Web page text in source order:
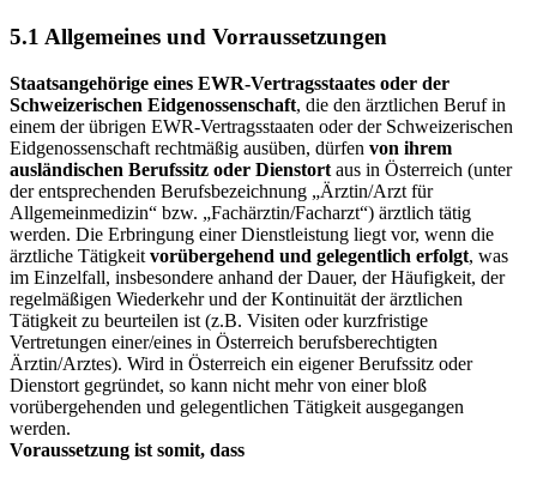
5.1 Allgemeines und Vorraussetzungen
Staatsangehörige eines EWR-Vertragsstaates oder der
Schweizerischen Eidgenossenschaft, die den ärztlichen Beruf in
einem der übrigen EWR-Vertragsstaaten oder der Schweizerischen
Eidgenossenschaft rechtmäßig ausüben, dürfen von ihrem
ausländischen Berufssitz oder Dienstort aus in Österreich (unter
der entsprechenden Berufsbezeichnung „Ärztin/Arzt für
Allgemeinmedizin“ bzw. „Fachärztin/Facharzt“) ärztlich tätig
werden. Die Erbringung einer Dienstleistung liegt vor, wenn die
ärztliche Tätigkeit vorübergehend und gelegentlich erfolgt, was
im Einzelfall, insbesondere anhand der Dauer, der Häufigkeit, der
regelmäßigen Wiederkehr und der Kontinuität der ärztlichen
Tätigkeit zu beurteilen ist (z.B. Visiten oder kurzfristige
Vertretungen einer/eines in Österreich berufsberechtigten
Ärztin/Arztes). Wird in Österreich ein eigener Berufssitz oder
Dienstort gegründet, so kann nicht mehr von einer bloß
vorübergehenden und gelegentlichen Tätigkeit ausgegangen
werden.
Voraussetzung ist somit, dass